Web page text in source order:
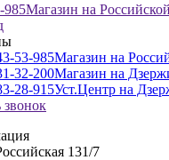
985Магазин на
53-985Магазин на
32-200Магазин на
28-915Уст.Центр на
звонок
131/7